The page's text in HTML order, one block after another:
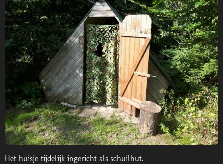
Het huisje tijdelijk ingericht als schuilhut.